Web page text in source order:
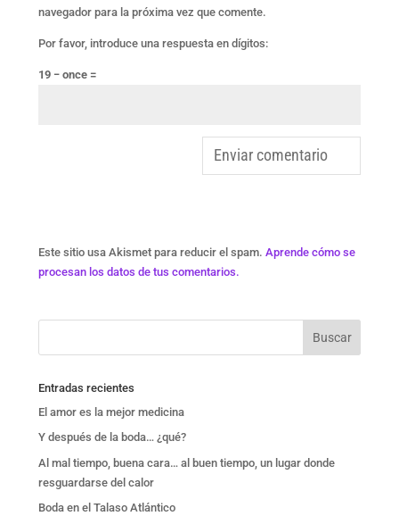
navegador para la próxima vez que comente.
Por favor, introduce una respuesta en dígitos:
19 − once =
Este sitio usa Akismet para reducir el spam. Aprende cómo se
procesan los datos de tus comentarios.
Entradas recientes
El amor es la mejor medicina
Y después de la boda… ¿qué?
Al mal tiempo, buena cara… al buen tiempo, un lugar donde
resguardarse del calor
Boda en el Talaso Atlántico